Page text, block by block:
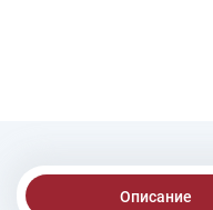
Описание